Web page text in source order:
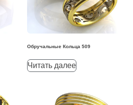
Обручальные Кольца 509
Читать далее